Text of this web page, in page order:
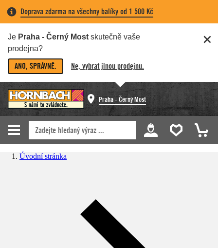
Doprava zdarma na všechny balíky od 1 500 Kč
Je Praha - Černý Most skutečně vaše
prodejna?
ANO, SPRÁVNĚ. Ne, vybrat jinou prodejnu.
Praha - Černý Most
Úvodní stránka